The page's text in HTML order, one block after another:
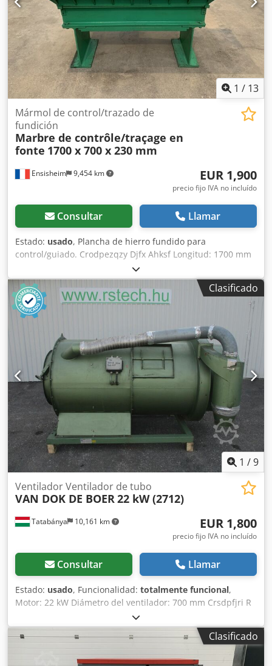
1 / 13
Ensisheim 9,454 km
Mármol de control/trazado de
fundición
Marbre de contrôle/traçage en
fonte 1700 x 700 x 230 mm
EUR 1,900
precio fijo IVA no incluído
Consultar Llamar
Estado: usado, Plancha de hierro fundido para
control/guiado. Crodpezqzy Djfx Ahksf Longitud: 1700 mm
Anchura: 700 mm Grosor: 230 mm Altura sobre los apoyos:
940 mm Peso: 0,8 toneladas
Clasificado
1 /9
Tatabánya 10,161 km
Ventilador Ventilador de tubo
VAN DOK DE BOER 22 kW (2712)
EUR 1,800
precio fijo IVA no incluído
Consultar Llamar
Estado: usado, Funcionalidad: totalmente funcional,
Motor: 22 kW Diámetro del ventilador: 700 mm Crsdpfjri R
Duox Ahkjf Longitud: 2500 mm
Clasificado